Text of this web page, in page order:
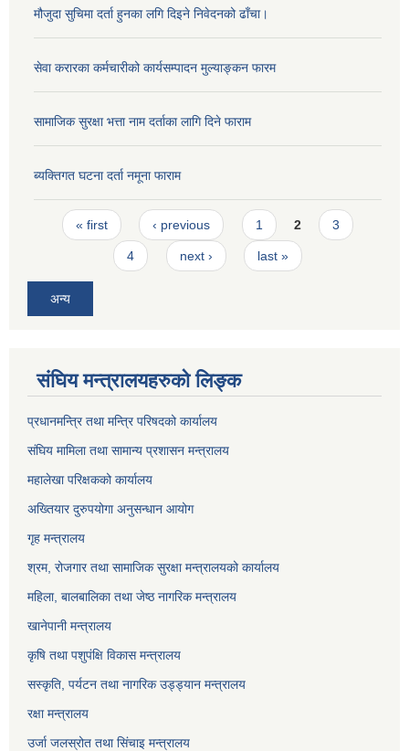
मौजुदा सुचिमा दर्ता हुनका लगि दिइने निवेदनको ढाँचा।
सेवा करारका कर्मचारीको कार्यसम्पादन मुल्याङ्‍कन फारम
सामाजिक सुरक्षा भत्ता नाम दर्ताका लागि दिने फाराम
ब्यक्तिगत घटना दर्ता नमूना फाराम
Pages
« first ‹ previous 1 2 3
4 next › last »
अन्य
संघिय मन्त्रालयहरुको लिङ्‍क
प्रधानमन्त्रि तथा मन्त्रि परिषदको कार्यालय
संघिय मामिला तथा सामान्य प्रशासन मन्त्रालय
महालेखा परिक्षकको कार्यालय
अख्तियार दुरुपयोगा अनुसन्धान आयोग
गृह मन्त्रालय
श्रम, रोजगार तथा सामाजिक सुरक्षा मन्त्रालयको कार्यालय
महिला, बालबालिका तथा जेष्ठ नागरिक मन्त्रालय
खानेपानी मन्त्रालय
कृषि तथा पशुपंक्षि विकास मन्त्रालय
सस्कृति, पर्यटन तथा नागरिक उड्ड्यान मन्त्रालय
रक्षा मन्त्रालय
उर्जा जलस्रोत तथा सिंचाइ मन्‍त्रालय